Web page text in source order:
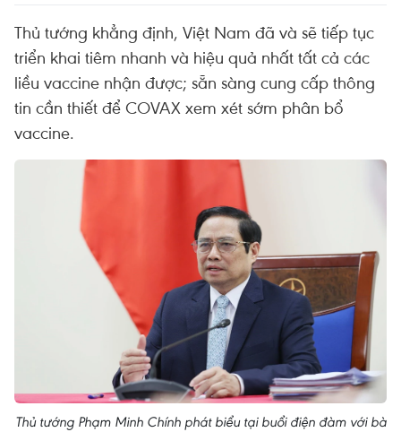
Thủ tướng khẳng định, Việt Nam đã và sẽ tiếp tục
triển khai tiêm nhanh và hiệu quả nhất tất cả các
liều vaccine nhận được; sẵn sàng cung cấp thông
tin cần thiết để COVAX xem xét sớm phân bổ
vaccine.
Thủ tướng Phạm Minh Chính phát biểu tại buổi điện đàm với bà